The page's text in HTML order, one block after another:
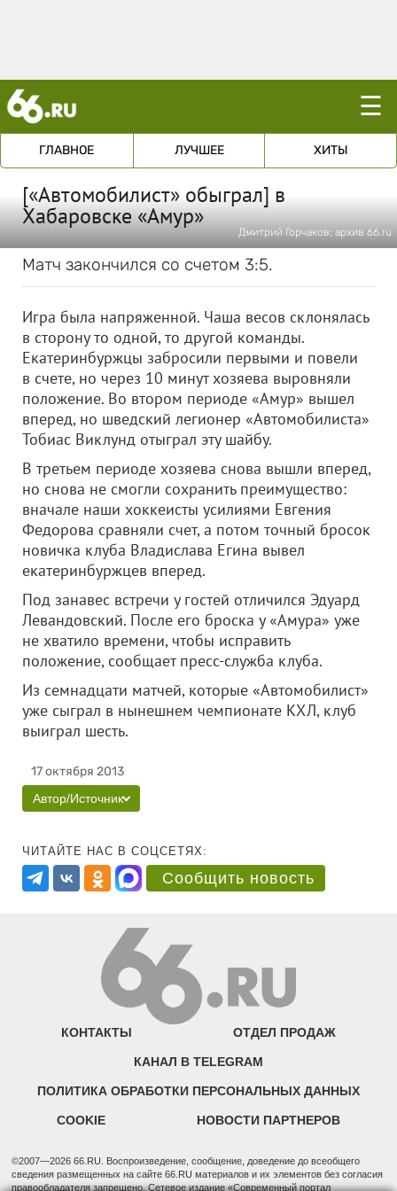
☰
ГЛАВНОЕ ЛУЧШЕЕ ХИТЫ
[«Автомобилист» обыграл] в
Хабаровске «Амур»
Дмитрий Горчаков; архив 66.ru
Матч закончился со счетом 3:5.
Игра была напряженной. Чаша весов склонялась
в сторону то одной, то другой команды.
Екатеринбуржцы забросили первыми и повели
в счете, но через 10 минут хозяева выровняли
положение. Во втором периоде «Амур» вышел
вперед, но шведский легионер «Автомобилиста»
Тобиас Виклунд отыграл эту шайбу.
В третьем периоде хозяева снова вышли вперед,
но снова не смогли сохранить преимущество:
вначале наши хоккеисты усилиями Евгения
Федорова сравняли счет, а потом точный бросок
новичка клуба Владислава Егина вывел
екатеринбуржцев вперед.
Под занавес встречи у гостей отличился Эдуард
Левандовский. После его броска у «Амура» уже
не хватило времени, чтобы исправить
положение, сообщает пресс-служба клуба.
Из семнадцати матчей, которые «Автомобилист»
уже сыграл в нынешнем чемпионате КХЛ, клуб
выиграл шесть.
17 октября 2013
Автор/Источник
ЧИТАЙТЕ НАС В СОЦСЕТЯХ:
Сообщить новость
КОНТАКТЫ ОТДЕЛ ПРОДАЖ
КАНАЛ В TELEGRAM
ПОЛИТИКА ОБРАБОТКИ ПЕРСОНАЛЬНЫХ ДАННЫХ
COOKIE НОВОСТИ ПАРТНЕРОВ
©2007—2026 66.RU. Воспроизведение, сообщение, доведение до всеобщего
сведения размещенных на сайте 66.RU материалов и их элементов без согласия
правообладателя запрещено. Сетевое издание «Современный портал